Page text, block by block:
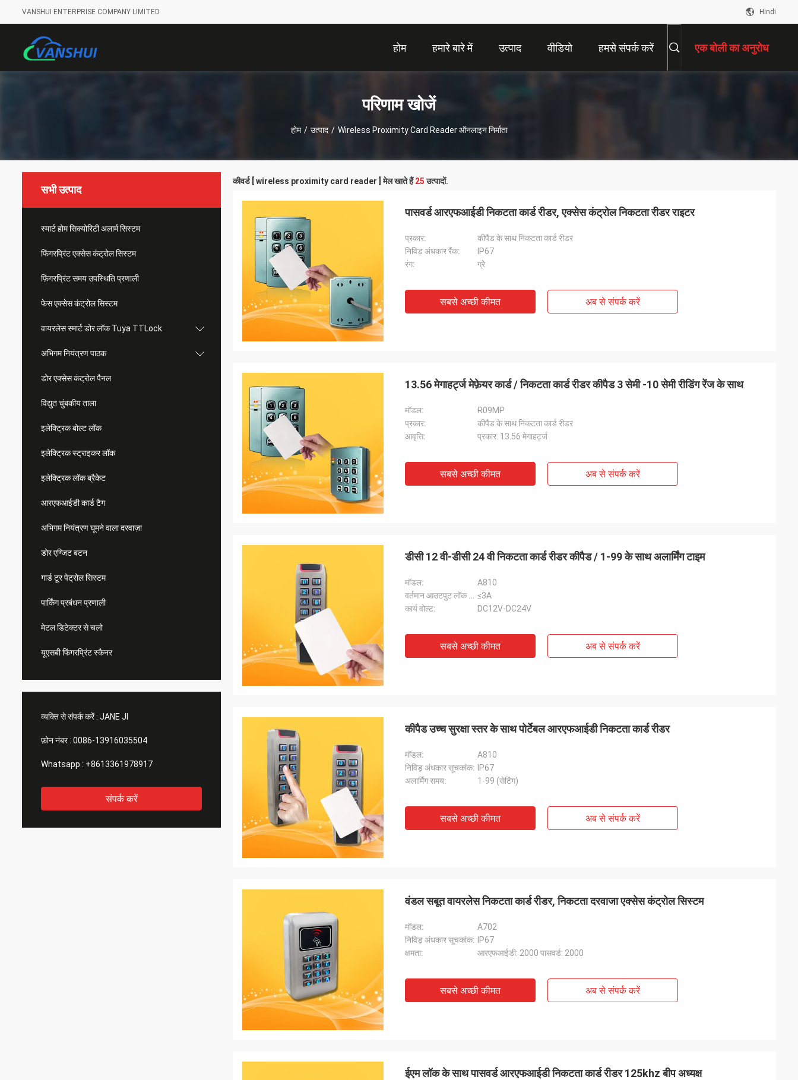
VANSHUI ENTERPRISE COMPANY LIMITED Hindi
होम हमारे बारे में उत्पाद वीडियो हमसे संपर्क करें एक बोली का अनुरोध
परिणाम खोजें
होम / उत्पाद / Wireless Proximity Card Reader ऑनलाइन निर्माता
सभी उत्पाद
स्मार्ट होम सिक्योरिटी अलार्म सिस्टम
फिंगरप्रिंट एक्सेस कंट्रोल सिस्टम
फ़िंगरप्रिंट समय उपस्थिति प्रणाली
फेस एक्सेस कंट्रोल सिस्टम
वायरलेस स्मार्ट डोर लॉक Tuya TTLock
अभिगम नियंत्रण पाठक
डोर एक्सेस कंट्रोल पैनल
विद्युत चुंबकीय ताला
इलेक्ट्रिक बोल्ट लॉक
इलेक्ट्रिक स्ट्राइकर लॉक
इलेक्ट्रिक लॉक ब्रैकेट
आरएफआईडी कार्ड टैग
अभिगम नियंत्रण घूमने वाला दरवाज़ा
डोर एग्जिट बटन
गार्ड टूर पेट्रोल सिस्टम
पार्किंग प्रबंधन प्रणाली
मेटल डिटेक्टर से चलो
यूएसबी फिंगरप्रिंट स्कैनर
व्यक्ति से संपर्क करें : JANE JI
फ़ोन नंबर : 0086-13916035504
Whatsapp : +8613361978917
संपर्क करें
कीवर्ड [ wireless proximity card reader ] मेल खाते हैं25उत्पादों.
पासवर्ड आरएफआईडी निकटता कार्ड रीडर, एक्सेस कंट्रोल निकटता रीडर राइटर
प्रकार:
कीपैड के साथ निकटता कार्ड रीडर
निविड़ अंधकार रैंक:
IP67
रंग:
ग्रे
सबसे अच्छी कीमत अब से संपर्क करें
13.56 मेगाहर्ट्ज मेफ़ेयर कार्ड / निकटता कार्ड रीडर कीपैड 3 सेमी -10 सेमी रीडिंग रेंज के साथ
मॉडल:
R09MP
प्रकार:
कीपैड के साथ निकटता कार्ड रीडर
आवृत्ति:
प्रकार: 13.56 मेगाहर्ट्ज
सबसे अच्छी कीमत अब से संपर्क करें
डीसी 12 वी-डीसी 24 वी निकटता कार्ड रीडर कीपैड / 1-99 के साथ अलार्मिंग टाइम
मॉडल:
A810
वर्तमान आउटपुट लॉक करें: ≤3A
कार्य वोल्ट:
DC12V-DC24V
सबसे अच्छी कीमत अब से संपर्क करें
कीपैड उच्च सुरक्षा स्तर के साथ पोर्टेबल आरएफआईडी निकटता कार्ड रीडर
मॉडल:
A810
निविड़ अंधकार सूचकांक:
IP67
अलार्मिंग समय:
1-99 (सेटिंग)
सबसे अच्छी कीमत अब से संपर्क करें
वंडल सबूत वायरलेस निकटता कार्ड रीडर, निकटता दरवाजा एक्सेस कंट्रोल सिस्टम
मॉडल:
A702
निविड़ अंधकार सूचकांक:
IP67
क्षमता:
आरएफआईडी: 2000 पासवर्ड: 2000
सबसे अच्छी कीमत अब से संपर्क करें
ईएम लॉक के साथ पासवर्ड आरएफआईडी निकटता कार्ड रीडर 125khz बीप अध्यक्ष